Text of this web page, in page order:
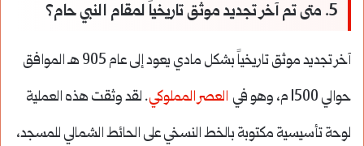
5. متى تم آخر تجديد موثق تاريخياً لمقام النبي حام؟
آخر تجديد موثق تاريخياً بشكل مادي يعود إلى عام 905 هـ الموافق
حوالي 1500 م، وهو في
العصر المملوكي. لقد وثقت هذه العملية
لوحة تأسيسية مكتوبة بالخط النسخي على الحائط الشمالي للمسجد،